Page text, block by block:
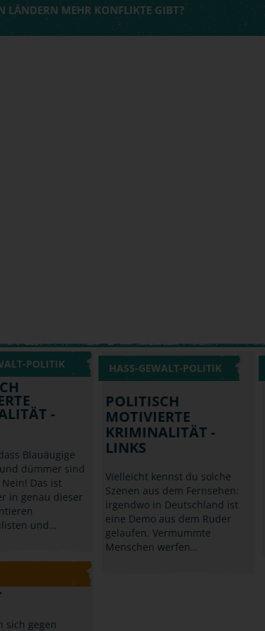
LÄNDERN MEHR KONFLIKTE GIBT?
POLITIK
-
Blauäugige
dümmer sind
Das ist
in genau dieser
und…
HASS-GEWALT-POLITIK
POLITISCH
MOTIVIERTE
KRIMINALITÄT -
LINKS
Vielleicht kennst du solche
Szenen aus dem Fernsehen:
irgendwo in Deutschland ist
eine Demo aus dem Ruder
gelaufen. Vermummte
Menschen werfen…
sich gegen